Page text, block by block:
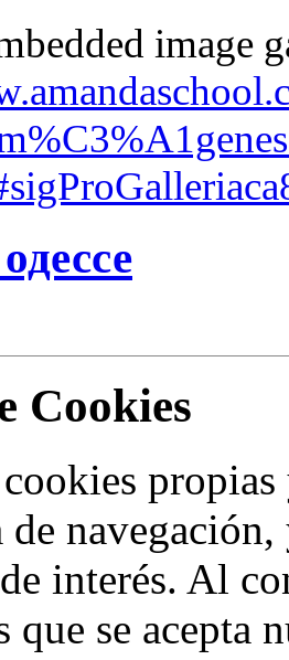
image
Cookies
propias
de
interés. Al
que se acepta